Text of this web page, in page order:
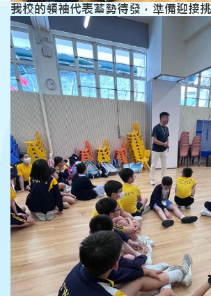
我校的領袖代表蓄勢待發，準備迎接挑